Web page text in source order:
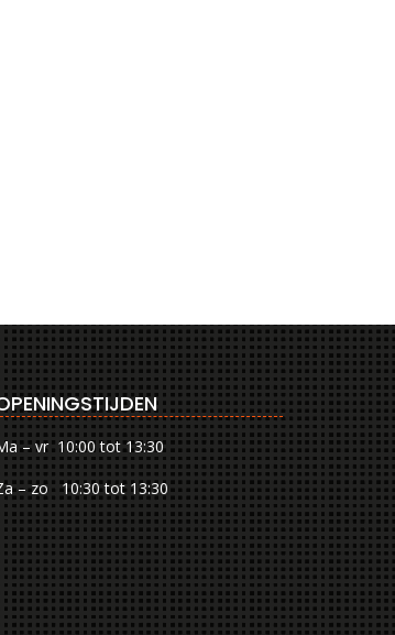
– vr 10:00 tot 13:30
– zo 10:30 tot 13:30